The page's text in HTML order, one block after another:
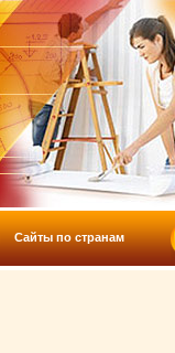
Сайты по странам